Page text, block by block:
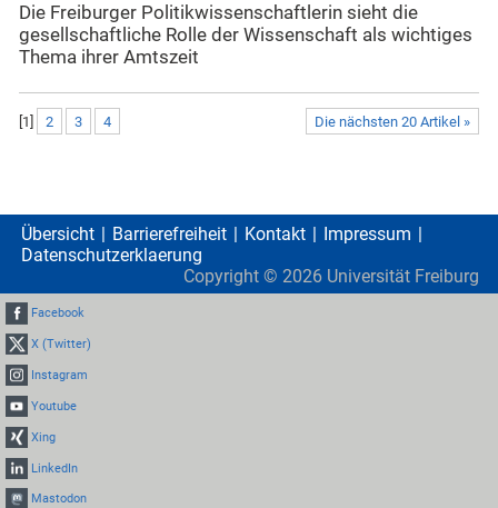
Die Freiburger Politikwissenschaftlerin sieht die
gesellschaftliche Rolle der Wissenschaft als wichtiges
Thema ihrer Amtszeit
Die nächsten 20 Artikel »
[1] 2 3 4
Übersicht Barrierefreiheit Kontakt
Impressum
Datenschutzerklaerung
Copyright © 2026 Universität Freiburg
Facebook
X (Twitter)
Instagram
Youtube
Xing
LinkedIn
Mastodon